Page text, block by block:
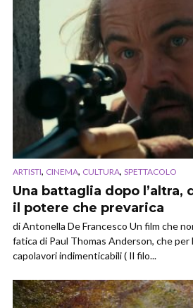
ARTISTI, CINEMA, CULTURA, SPETTACOLO
Una battaglia dopo
il potere che prevarica
di Antonella De Francesco Un film che
fatica di Paul Thomas Anderson, che
capolavori indimenticabili ( Il filo...